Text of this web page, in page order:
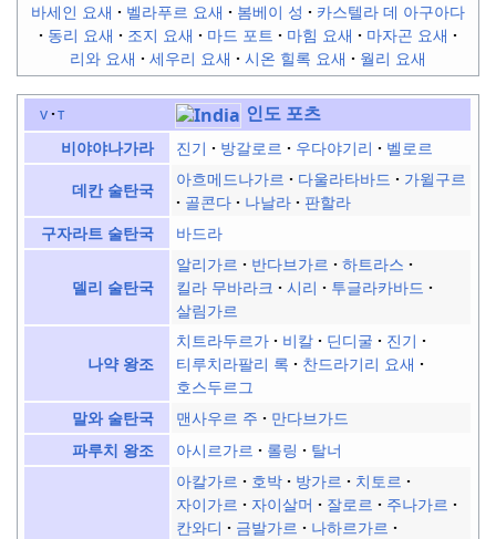
바세인 요새 벨라푸르 요새 봄베이 성
카스텔라 데 아구아다
동리 요새
조지 요새 마드 포트 마힘 요새
마자곤 요새
리와 요새
세우리 요새 시온 힐록 요새 월리 요새
v t 인도 포츠
비야야나가라 진기 방갈로르 우다야기리 벨로르
데칸 술탄국
아흐메드나가르 다울라타바드
가윌구르
골콘다
나날라
판할라
구자라트 술탄국
바드라
델리 술탄국
알리가르 반다브가르
하트라스
킬라 무바라크
시리
투글라카바드
살림가르
나약 왕조
치트라두르가 비칼 딘디굴
진기
티루치라팔리 록
찬드라기리 요새
호스두르그
말와 술탄국
맨사우르 주
만다브가드
파루치 왕조
아시르가르 롤링
탈너
아칼가르
호박 방가르
치토르
자이가르
자이살머 잘로르
주나가르
칸와디
금발가르 나하르가르